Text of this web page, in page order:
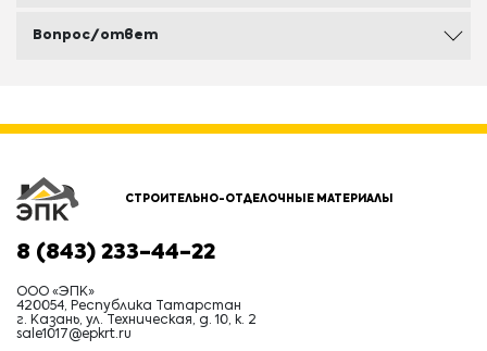
Вопрос/ответ
СТРОИТЕЛЬНО-ОТДЕЛОЧНЫЕ МАТЕРИАЛЫ
8 (843) 233-44-22
ООО «ЭПК»
420054, Республика Татарстан
г. Казань, ул. Техническая, д. 10, к. 2
sale1017@epkrt.ru